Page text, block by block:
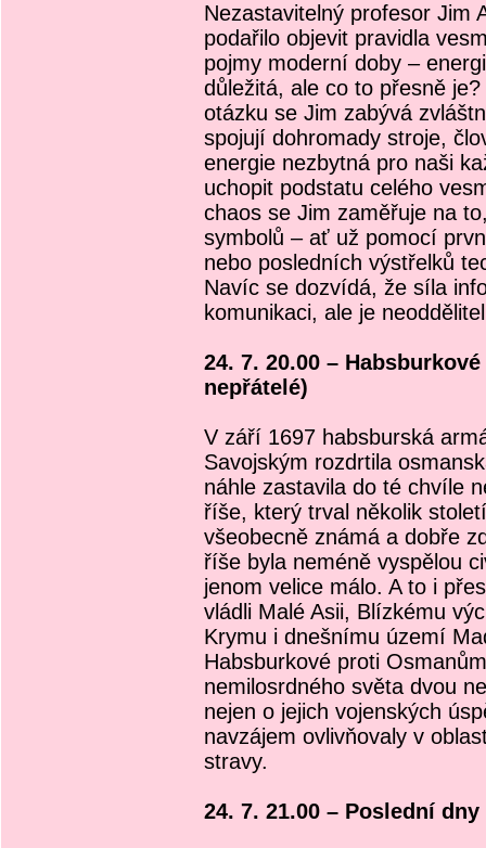
Nezastavitelný profesor Jim
podařilo objevit pravidla
pojmy moderní doby –
důležitá, ale co to přesně
otázku se Jim zabývá
spojují dohromady stroje,
energie nezbytná pro naši
uchopit podstatu celého
chaos se Jim zaměřuje na
symbolů – ať už pomocí
nebo posledních výstřelků
Navíc se dozvídá, že síla
komunikaci, ale je
24. 7. 20.00 –
nepřátelé)
V září 1697 habsburská
Savojským rozdrtila
náhle zastavila do té chvíle
říše, který trval několik
všeobecně známá a dobře
říše byla neméně vyspělou
jenom velice málo. A to i
vládli Malé Asii, Blízkému
Krymu i dnešnímu území
Habsburkové proti
nemilosrdného světa dvou
nejen o jejich vojenských
navzájem ovlivňovaly v
stravy.
24. 7. 21.00 – Poslední